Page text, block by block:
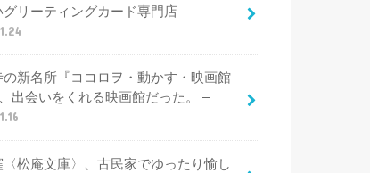
グリーティングカード専門店 –
の新名所『ココロヲ・動かす・映画館
出会いをくれる映画館だった。 –
〈松庵文庫〉、古民家でゆったり愉し